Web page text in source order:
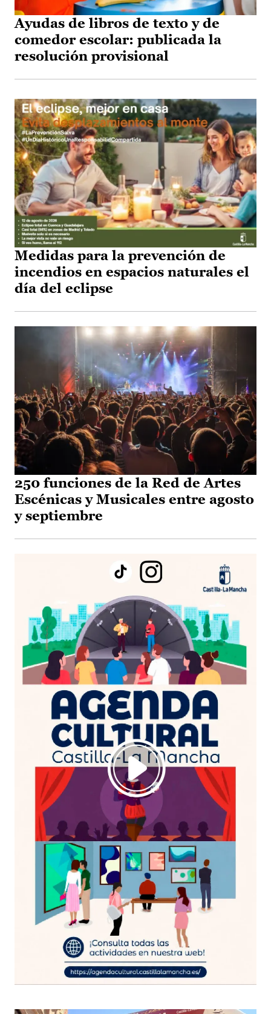
Ayudas de libros de texto y de
comedor escolar: publicada la
resolución provisional
Medidas para la prevención de
incendios en espacios naturales el
día del eclipse
250 funciones de la Red de Artes
Escénicas y Musicales entre agosto
y septiembre